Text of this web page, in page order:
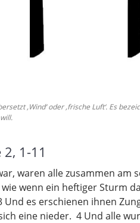
‚Wind‘ oder ‚frische Luft‘. Es
1-11
waren alle zusammen am
wenn ein heftiger Sturm
es erschienen ihnen
eine nieder. 4 Und alle